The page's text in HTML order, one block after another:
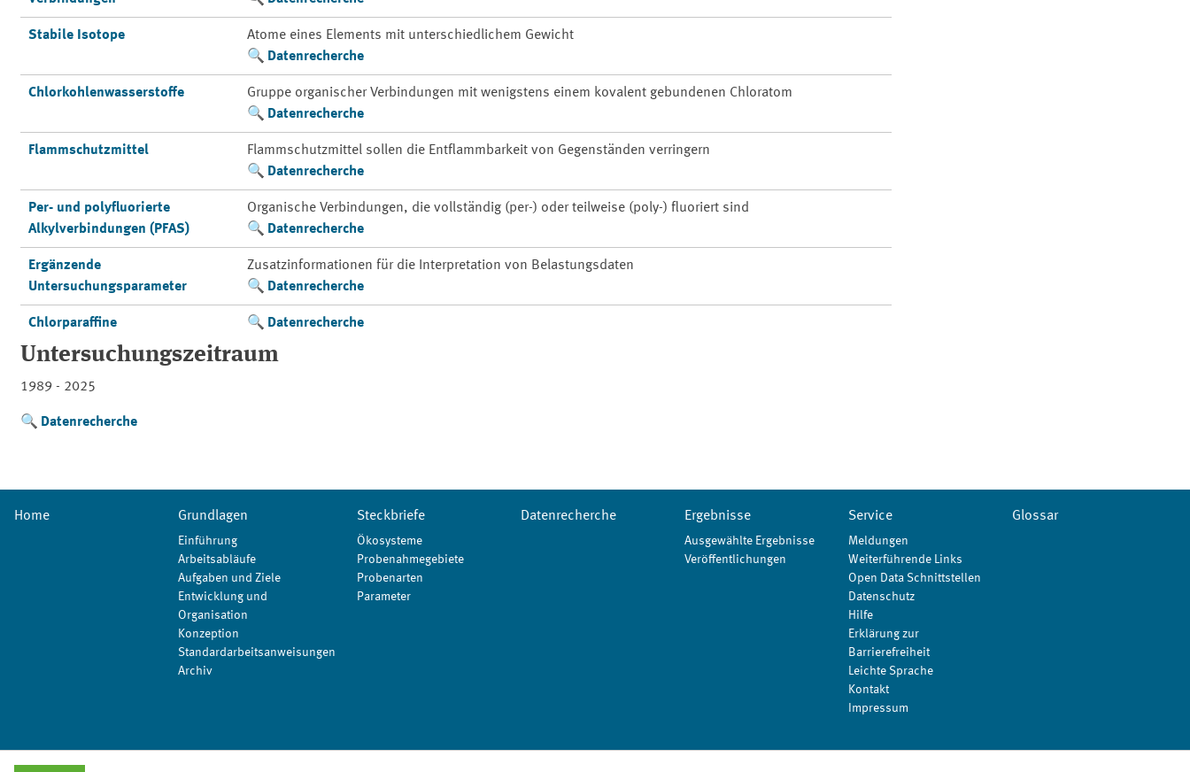
Stabile Isotope
Atome eines Elements mit unterschiedlichem Gewicht
Datenrecherche
Chlorkohlenwasserstoffe
Gruppe organischer Verbindungen mit wenigstens einem kovalent gebundenen Chloratom
Datenrecherche
Flammschutzmittel
Flammschutzmittel sollen die Entflammbarkeit von Gegenständen verringern
Datenrecherche
Per- und polyfluorierte
Alkylverbindungen (PFAS)
Organische Verbindungen, die vollständig (per-) oder teilweise (poly-) fluoriert sind
Datenrecherche
Ergänzende
Untersuchungsparameter
Zusatzinformationen für die Interpretation von Belastungsdaten
Datenrecherche
Chlorparaffine Datenrecherche
Untersuchungszeitraum
1989 - 2025
Datenrecherche
Home Grundlagen
Einführung
Arbeitsabläufe
Aufgaben und Ziele
Entwicklung und
Organisation
Konzeption
Standardarbeitsanweisungen
Archiv
Steckbriefe
Ökosysteme
Probenahmegebiete
Probenarten
Parameter
Datenrecherche Ergebnisse
Ausgewählte Ergebnisse
Veröffentlichungen
Service
Meldungen
Weiterführende Links
Open Data Schnittstellen
Datenschutz
Hilfe
Erklärung zur
Barrierefreiheit
Leichte Sprache
Kontakt
Impressum
Glossar